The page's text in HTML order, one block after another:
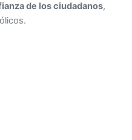
de los ciudadanos,